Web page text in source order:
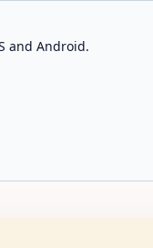
and Android.